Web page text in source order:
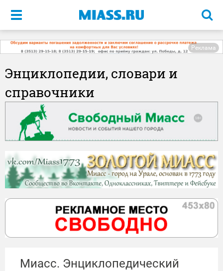
Меню
Реклама
Энциклопедии, словари и
справочники
Миасс. Энциклопедический